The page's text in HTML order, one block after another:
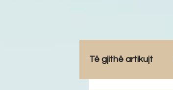
Të gjithë artikujt